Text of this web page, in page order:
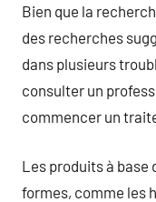
Bien que la
des recherches
dans plusieurs
consulter un
commencer un
Les produits à base
formes, comme les